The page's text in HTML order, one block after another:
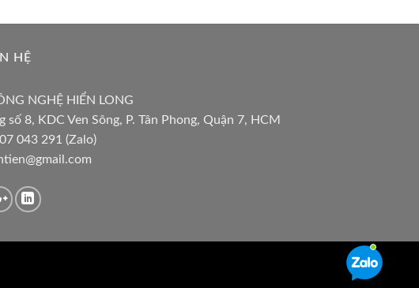
HỆ
NGHỆ HIỂN LONG
số 8, KDC Ven Sông, P. Tân Phong, Quận 7, HCM
043 291 (Zalo)